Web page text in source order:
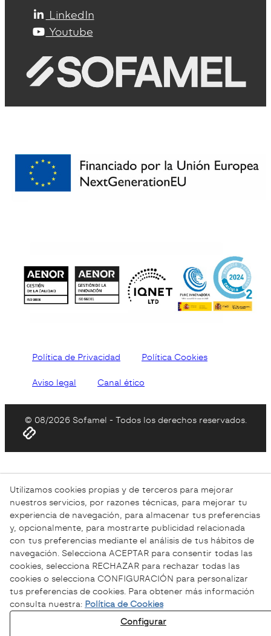
LinkedIn
Youtube
Política de Privacidad Política Cookies
Aviso legal Canal ético
© 08/2026 Sofamel - Todos los derechos reservados.
Utilizamos cookies propias y de terceros para mejorar
nuestros servicios, por razones técnicas, para mejorar tu
experiencia de navegación, para almacenar tus preferencias
y, opcionalmente, para mostrarte publicidad relacionada
con tus preferencias mediante el análisis de tus hábitos de
navegación. Selecciona ACEPTAR para consentir todas las
cookies, selecciona RECHAZAR para rechazar todas las
cookies o selecciona CONFIGURACIÓN para personalizar
tus preferencias de cookies. Para obtener más información
consulta nuestra: Política de Cookies
Configurar